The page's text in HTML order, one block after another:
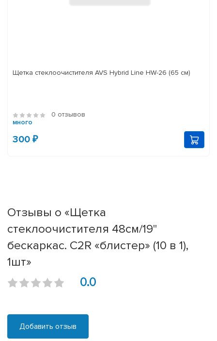
Щетка стеклоочистителя AVS Hybrid Line HW-26 (65 см)
0 отзывов
много
300 ₽
Отзывы о «Щетка
стеклоочистителя 48см/19''
бескаркас. C2R «блистер» (10 в 1),
1шт»
0.0
Добавить отзыв